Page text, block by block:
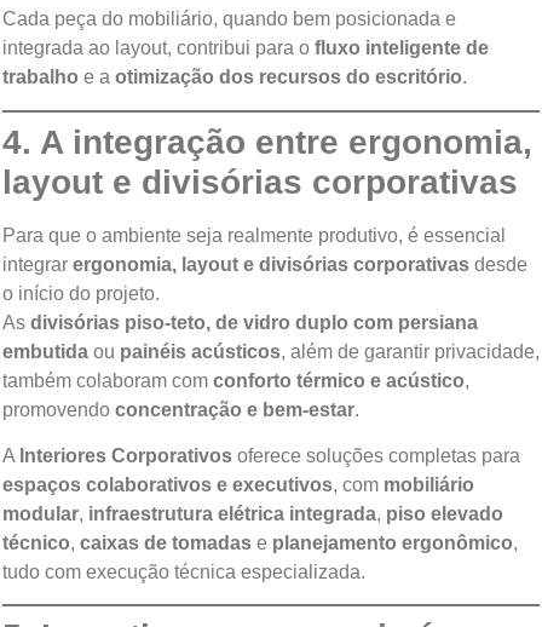
Cada peça do mobiliário, quando bem posicionada e
integrada ao layout, contribui para o fluxo inteligente de
trabalho e a otimização dos recursos do escritório.
4. A integração entre ergonomia,
layout e divisórias corporativas
Para que o ambiente seja realmente produtivo, é essencial
integrar ergonomia, layout e divisórias corporativas desde
o início do projeto.
As divisórias piso-teto, de vidro duplo com persiana
embutida ou painéis acústicos, além de garantir privacidade,
também colaboram com conforto térmico e acústico,
promovendo concentração e bem-estar.
A Interiores Corporativos oferece soluções completas para
espaços colaborativos e executivos, com mobiliário
modular, infraestrutura elétrica integrada, piso elevado
técnico, caixas de tomadas e planejamento ergonômico,
tudo com execução técnica especializada.